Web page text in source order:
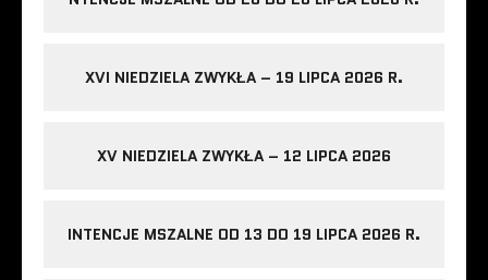
XVI NIEDZIELA ZWYKŁA – 19 LIPCA 2026 R.
XV NIEDZIELA ZWYKŁA – 12 LIPCA 2026
INTENCJE MSZALNE OD 13 DO 19 LIPCA 2026 R.